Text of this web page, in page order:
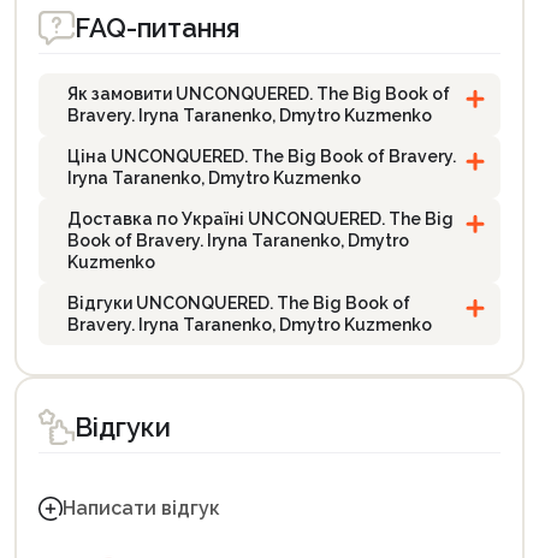
FAQ-питання
Як замовити UNCONQUERED. The Big Book of
Bravery. Iryna Taranenko, Dmytro Kuzmenko
Ціна UNCONQUERED. The Big Book of Bravery.
Iryna Taranenko, Dmytro Kuzmenko
Доставка по Україні UNCONQUERED. The Big
Book of Bravery. Iryna Taranenko, Dmytro
Kuzmenko
Відгуки UNCONQUERED. The Big Book of
Bravery. Iryna Taranenko, Dmytro Kuzmenko
Відгуки
Написати відгук